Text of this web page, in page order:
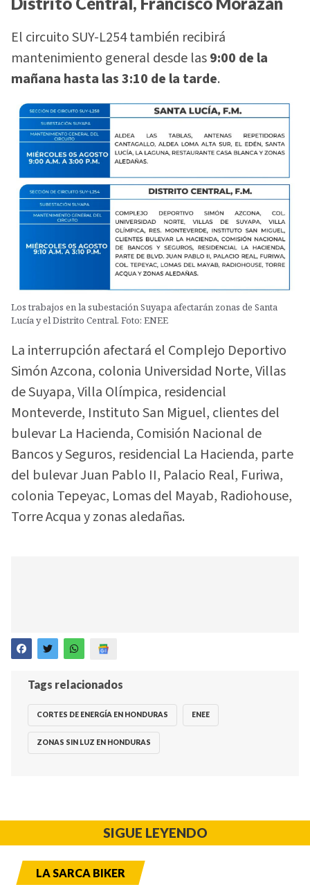
El circuito SUY-L254 también recibirá
mantenimiento general desde las9:00 de la
mañana hasta las 3:10 de la tarde.
Los trabajos en la subestación Suyapa afectarán zonas de Santa
Lucía y el Distrito Central. Foto: ENEE
La interrupción afectará el Complejo Deportivo
Simón Azcona, colonia Universidad Norte, Villas
de Suyapa, Villa Olímpica, residencial
Monteverde, Instituto San Miguel, clientes del
bulevar La Hacienda, Comisión Nacional de
Bancos y Seguros, residencial La Hacienda, parte
del bulevar Juan Pablo II, Palacio Real, Furiwa,
colonia Tepeyac, Lomas del Mayab, Radiohouse,
Torre Acqua y zonas aledañas.
Tags relacionados
CORTES DE ENERGÍA EN HONDURAS ENEE
ZONAS SIN LUZ EN HONDURAS
SIGUE LEYENDO
LA SARCA BIKER